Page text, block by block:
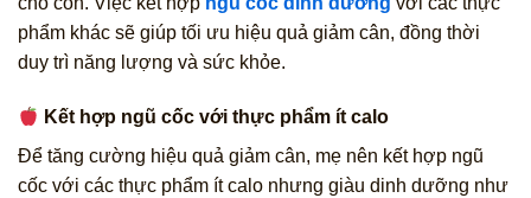
phẩm khác sẽ giúp tối ưu hiệu quả giảm cân, đồng thời
duy trì năng lượng và sức khỏe.
Kết hợp ngũ cốc với thực phẩm ít calo
Để tăng cường hiệu quả giảm cân, mẹ nên kết hợp ngũ
cốc với các thực phẩm ít calo nhưng giàu dinh dưỡng như